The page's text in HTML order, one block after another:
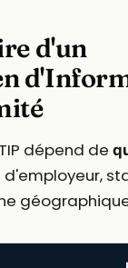
d'un
dépend de